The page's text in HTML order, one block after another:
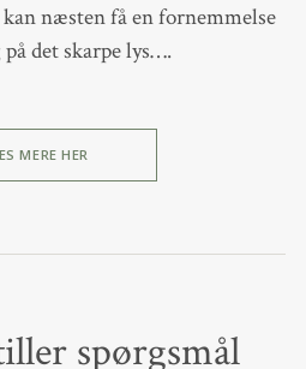
næsten få en fornemmelse
det skarpe lys….
MERE HER
spørgsmål